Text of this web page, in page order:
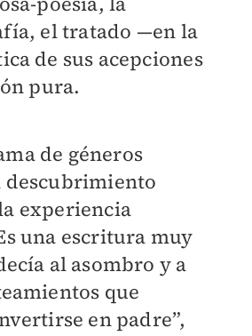
el tratado —en la
de sus acepciones
pura.
de géneros
descubrimiento
experiencia
una escritura muy
al asombro y a
que
en padre”,